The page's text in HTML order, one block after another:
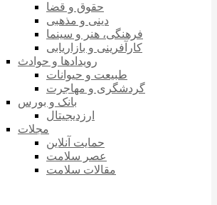
حقوق و قضا
دینی و مذهبی
فرهنگی، هنر و سینما
کارآفرینی و بازاریابی
رویدادها و حوادث
طبیعت و حیوانات
گردشگری و مهاجرت
بانک و بورس
ارزدیجیتال
مجلات
حمایت آنلاین
عصر سلامت
مقالات سلامت